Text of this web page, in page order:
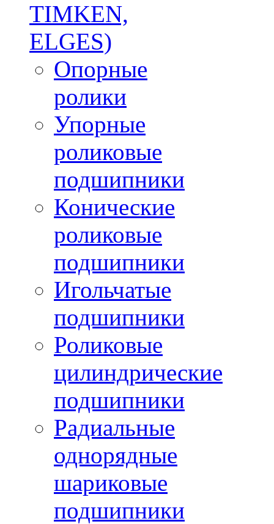
TIMKEN,
ELGES)
Опорные
ролики
Упорные
роликовые
подшипники
Конические
роликовые
подшипники
Игольчатые
подшипники
Роликовые
цилиндрические
подшипники
Радиальные
однорядные
шариковые
подшипники